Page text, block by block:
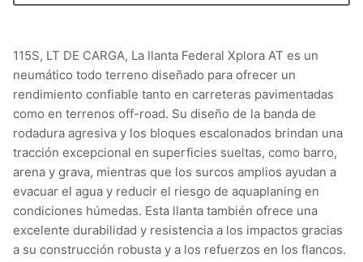
115S, LT DE CARGA, La llanta Federal Xplora AT es un
neumático todo terreno diseñado para ofrecer un
rendimiento confiable tanto en carreteras pavimentadas
como en terrenos off-road. Su diseño de la banda de
rodadura agresiva y los bloques escalonados brindan una
tracción excepcional en superficies sueltas, como barro,
arena y grava, mientras que los surcos amplios ayudan a
evacuar el agua y reducir el riesgo de aquaplaning en
condiciones húmedas. Esta llanta también ofrece una
excelente durabilidad y resistencia a los impactos gracias
a su construcción robusta y a los refuerzos en los flancos.